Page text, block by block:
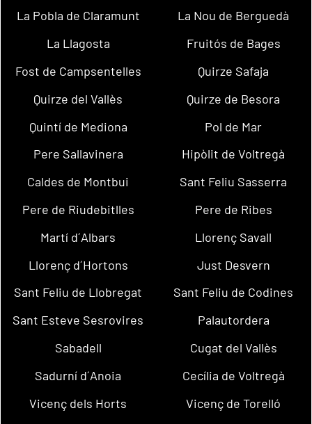
La Pobla de Claramunt
La Nou de Berguedà
La Llagosta
Fruitós de Bages
Fost de Campsentelles
Quirze Safaja
Quirze del Vallès
Quirze de Besora
Quintí de Mediona
Pol de Mar
Pere Sallavinera
Hipòlit de Voltregà
Caldes de Montbui
Sant Feliu Sasserra
Pere de Riudebitlles
Pere de Ribes
Martí d´Albars
Llorenç Savall
Llorenç d´Hortons
Just Desvern
Sant Feliu de Llobregat
Sant Feliu de Codines
Sant Esteve Sesrovires
Palautordera
Sabadell
Cugat del Vallès
Sadurní d´Anoia
Cecília de Voltregà
Vicenç dels Horts
Vicenç de Torelló